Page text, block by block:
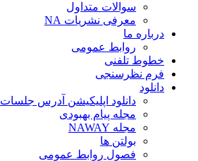
سوالات متداول
معرفی نشریات NA
درباره ما
روابط عمومی
خطوط تلفنی
فرم نظرسنجی
دانلود
دانلود اپلیکیشن آدرس جلسات
مجله پیام بهبودی
مجله NAWAY
بولتن ها
فصول روابط عمومی